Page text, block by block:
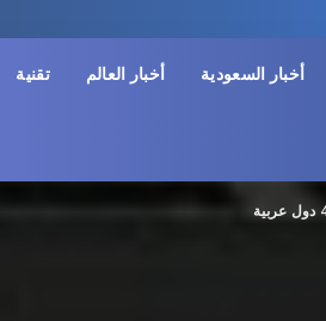
أخبار السعودية أخبار العالم تقنية